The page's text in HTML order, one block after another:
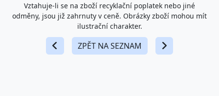
Vztahuje-li se na zboží recyklační poplatek nebo jiné
odměny, jsou již zahrnuty v ceně. Obrázky zboží mohou mít
ilustrační charakter.
ZPĚT NA SEZNAM